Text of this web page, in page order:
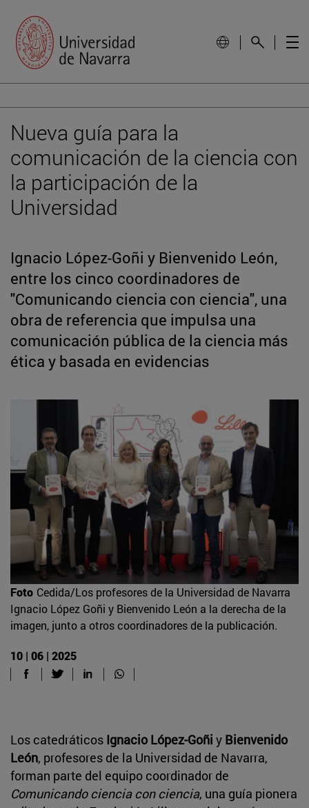
Nueva guía para la
comunicación de la ciencia con
la participación de la
Universidad
Ignacio López-Goñi y Bienvenido León,
entre los cinco coordinadores de
"Comunicando ciencia con ciencia", una
obra de referencia que impulsa una
comunicación pública de la ciencia más
ética y basada en evidencias
Foto Cedida/Los profesores de la Universidad de Navarra
Ignacio López Goñi y Bienvenido León a la derecha de la
imagen, junto a otros coordinadores de la publicación.
10 | 06 | 2025
Los catedráticos Ignacio López-Goñi y Bienvenido
León, profesores de la Universidad de Navarra,
forman parte del equipo coordinador de
Comunicando ciencia con ciencia, una guía pionera